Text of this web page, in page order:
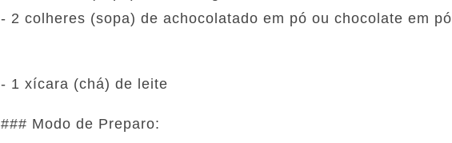
- 2 colheres (sopa) de achocolatado em pó ou chocolate em pó
- 1 xícara (chá) de leite
### Modo de Preparo: